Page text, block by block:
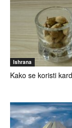
Ishrana
Kako se koristi